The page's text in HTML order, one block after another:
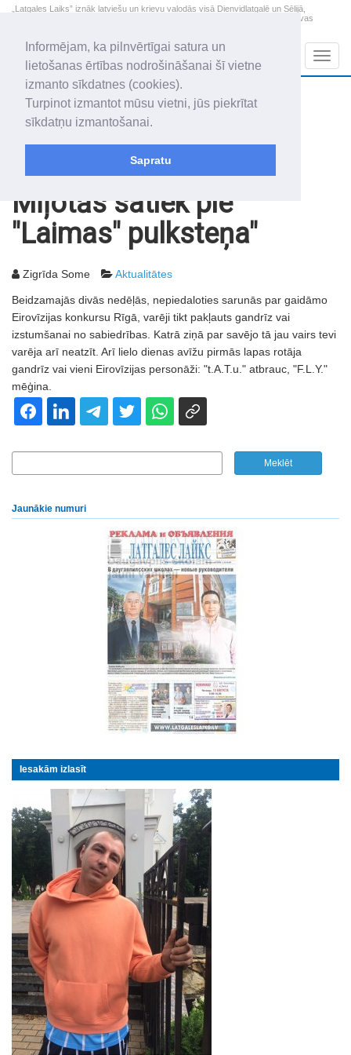
Informējam, ka pilnvērtīgai satura un
lietošanas ērtības nodrošināšanai šī vietne
izmanto sīkdatnes (cookies).
Turpinot izmantot mūsu vietni, jūs piekrītat
sīkdatņu izmantošanai.
Sapratu
„Latgales Laiks” iznāk latviešu un krievu valodās visā Dienvidlatgalē un Sēlijā,
„Latgales Laiks” latviešu valodā aptver Daugavpils valstspilsētu, Augšdaugavas
2026. gada 8. augusts
Sestdiena
Mudīte, Vladislava, Vladislavs
+11.0
Mīļotās satiek pie
"Laimas" pulksteņa"
Zigrīda Some Aktualitātes
Beidzamajās divās nedēļās, nepiedaloties sarunās par gaidāmo
Eirovīzijas konkursu Rīgā, varēji tikt pakļauts gandrīz vai
izstumšanai no sabiedrības. Katrā ziņā par savējo tā jau vairs tevi
varēja arī neatzīt. Arī lielo dienas avīžu pirmās lapas rotāja
gandrīz vai vieni Eirovīzijas personāži: "t.A.T.u." atbrauc, "F.L.Y."
mēģina.
Jaunākie numuri
Iesakām izlasīt